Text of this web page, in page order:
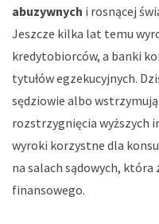
abuzywnych i rosnącej
Jeszcze kilka lat temu
kredytobiorców, a banki
tytułów egzekucyjnych.
sędziowie albo
rozstrzygnięcia wyższych
wyroki korzystne dla
na salach sądowych,
finansowego.